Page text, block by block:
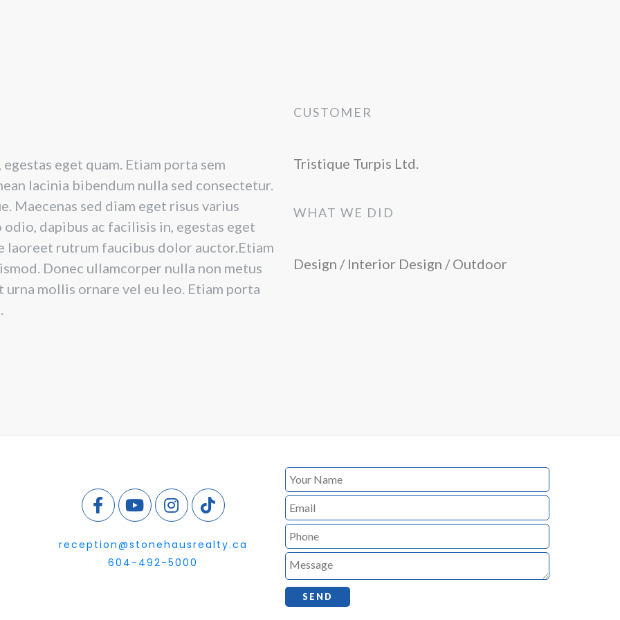
eget quam. Etiam porta sem
lacinia bibendum nulla sed consectetur.
Maecenas sed diam eget risus varius
dapibus ac facilisis in, egestas eget
laoreet rutrum faucibus dolor auctor.Etiam
Donec ullamcorper nulla non metus
mollis ornare vel eu leo. Etiam porta
CUSTOMER
Tristique Turpis Ltd.
WHAT WE DID
Design / Interior Design / Outdoor
reception@stonehausrealty.ca
604-492-5000